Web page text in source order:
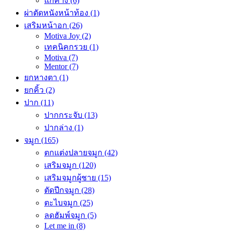
ผ่าตัดหนังหน้าท้อง (1)
เสริมหน้าอก (26)
Motiva Joy (2)
เทคนิคกรวย (1)
Motiva (7)
Mentor(7)
ยกหางตา (1)
ยกคิ้ว (2)
ปาก (11)
ปากกระจับ (13)
ปากล่าง (1)
จมูก (165)
ตกแต่งปลายจมูก (42)
เสริมจมูก (120)
เสริมจมูกผู้ชาย (15)
ตัดปีกจมูก (28)
ตะไบจมูก (25)
ลดฮัมพ์จมูก (5)
Let me in (8)